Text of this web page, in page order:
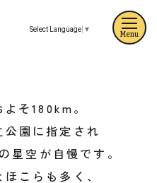
Select Language ▼
そ180km。
園に指定され
星空が自慢です。
こらも多く、
Menu